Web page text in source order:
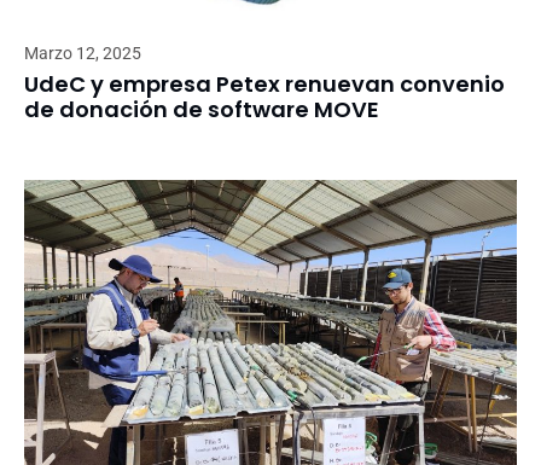
Marzo 12, 2025
UdeC y empresa Petex renuevan convenio
de donación de software MOVE